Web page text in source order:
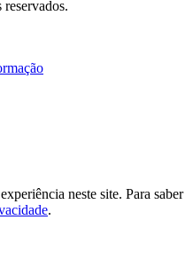
neste site. Para saber
.